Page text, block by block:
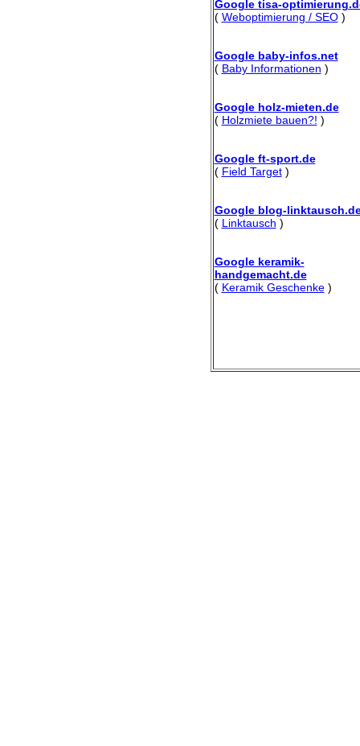
Google tisa-
( Weboptimierung / SEO)
Google baby-infos.net
( Baby Informationen )
Google holz-mieten.de
( Holzmiete bauen?! )
Google ft-sport.de
( Field Target)
Google blog-
( Linktausch )
Google keramik-
handgemacht.de
( Keramik Geschenke)